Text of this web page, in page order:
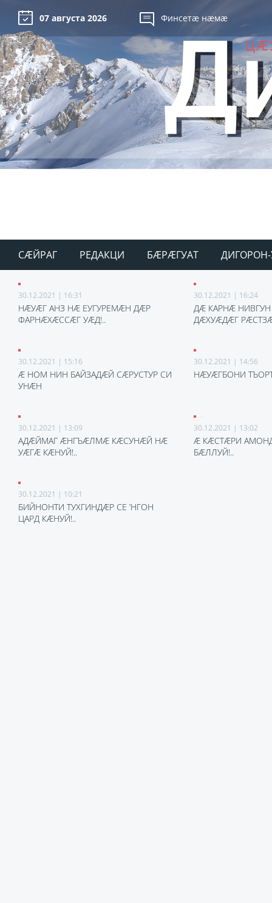
07 августа 2026 Финсетæ нæмæ
СÆЙРАГ РЕДАКЦИ БÆРÆГУАТ ДИГОРОН-
30.12.2021 | 16:31
НÆУÆГ АНЗ НÆ ЕУГУРЕМÆН ДÆР
ФАРНÆХÆССÆГ УÆД!..
30.12.2021 | 16:24
ДÆ КАРНÆ
ДÆХУÆДÆГ
30.12.2021 | 15:16
Ӕ НОМ НИН БАЙЗАДӔЙ СӔРУСТУР СИ
УНӔН
30.12.2021 | 14:56
НӔУӔГБОНИ
30.12.2021 | 13:09
АДÆЙМАГ ÆНГЪÆЛМÆ КÆСУНÆЙ НÆ
УÆГÆ КÆНУЙ!..
30.12.2021 | 13:02
Æ КÆСТÆРИ
БÆЛЛУЙ!..
30.12.2021 | 10:21
БИЙНОНТИ ТУХГИНДÆР СЕ ’НГОН
ЦАРД КÆНУЙ!..